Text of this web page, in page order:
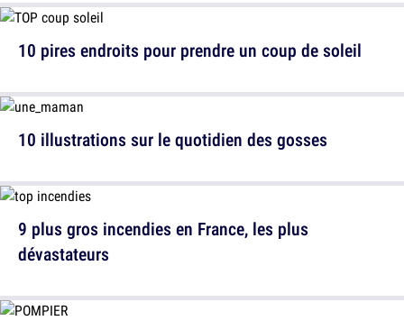
10 illustrations sur le quotidien des gosses
10 pires endroits pour prendre un coup de soleil
9 plus gros incendies en France, les plus
dévastateurs